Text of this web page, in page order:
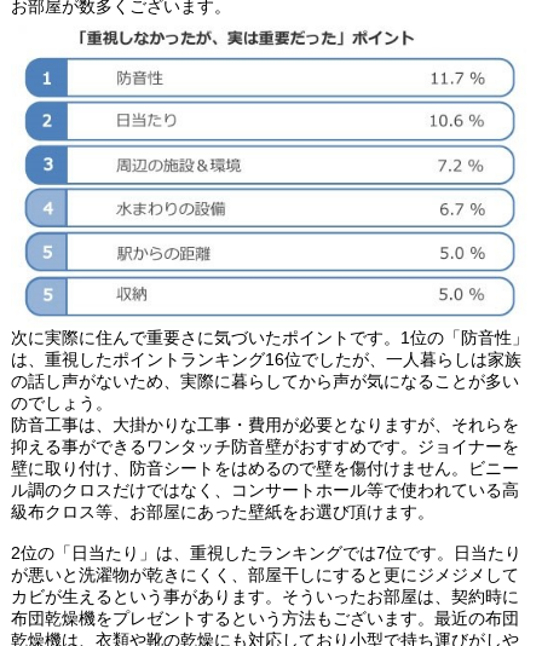
お部屋が数多くございます。
次に実際に住んで重要さに気づいたポイントです。1位の「防音性」
は、重視したポイントランキング16位でしたが、一人暮らしは家族
の話し声がないため、実際に暮らしてから声が気になることが多い
のでしょう。
防音工事は、大掛かりな工事・費用が必要となりますが、それらを
抑える事ができるワンタッチ防音壁がおすすめです。ジョイナーを
壁に取り付け、防音シートをはめるので壁を傷付けません。ビニー
ル調のクロスだけではなく、コンサートホール等で使われている高
級布クロス等、お部屋にあった壁紙をお選び頂けます。
2位の「日当たり」は、重視したランキングでは7位です。日当たり
が悪いと洗濯物が乾きにくく、部屋干しにすると更にジメジメして
カビが生えるという事があります。そういったお部屋は、契約時に
布団乾燥機をプレゼントするという方法もございます。最近の布団
乾燥機は、衣類や靴の乾燥にも対応しており小型で持ち運びがしや